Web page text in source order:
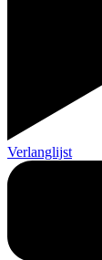
Verlanglijst